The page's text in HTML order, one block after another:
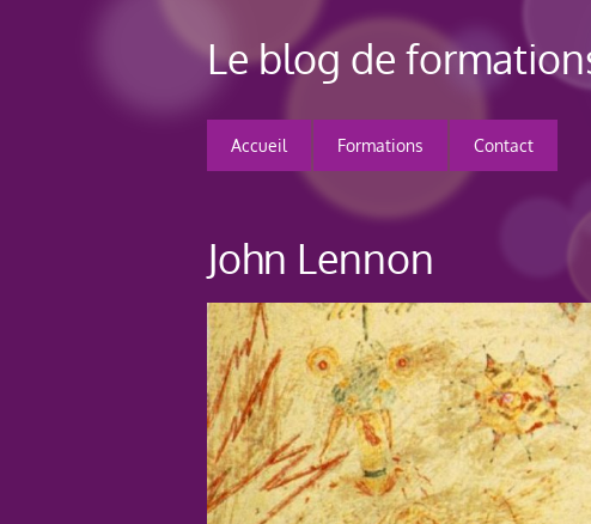
Le blog de
Accueil Formations Contact
John Lennon